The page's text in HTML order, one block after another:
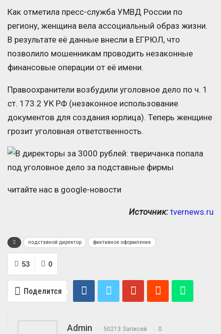
Как отметила пресс-служба УМВД России по
региону, женщина вела ассоциальный образ жизни.
В результате её данные внесли в ЕГРЮЛ, что
позволило мошенникам проводить незаконные
финансовые операции от её имени.
Правоохранители возбудили уголовное дело по ч. 1
ст. 173.2 УК РФ (незаконное использование
документов для создания юрлица). Теперь женщине
грозит уголовная ответственность.
читайте нас в google-новости
Источник: tvernews.ru
подставной директор фиктивное оформление
0
53
Поделится
Admin 50213 Записей 0